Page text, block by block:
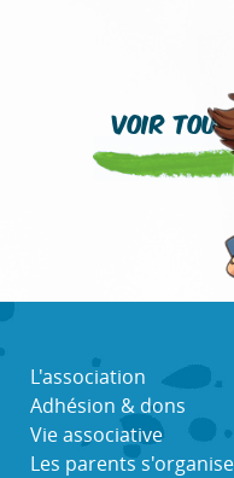
Voir tous
L'association
Adhésion & dons
Vie associative
Les parents